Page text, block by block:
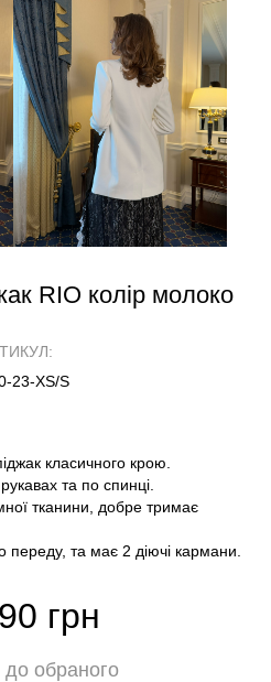
RIO колір молоко
23-XS/S
класичного крою.
та по спинці.
тканини, добре тримає
переду, та має 2 діючі кармани.
грн
обраного